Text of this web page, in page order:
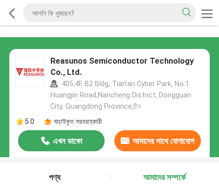
Reasunos Semiconductor Technology
Co., Ltd.
405,4F, B2 Bldg, Tian'an Cyber Park, No.1
Huangjin Road,Nancheng District, Dongguan
City, Guangdong Province,চীন
5.0
যাচাইকৃত সরবরাহকারী
এখন ডাকো আমাদের সাথে যোগাযোগ
পণ্য
আমাদের সম্পর্কে